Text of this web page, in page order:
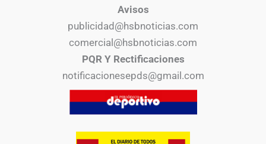
Avisos
publicidad@hsbnoticias.com
comercial@hsbnoticias.com
PQR Y Rectificaciones
notificacionesepds@gmail.com